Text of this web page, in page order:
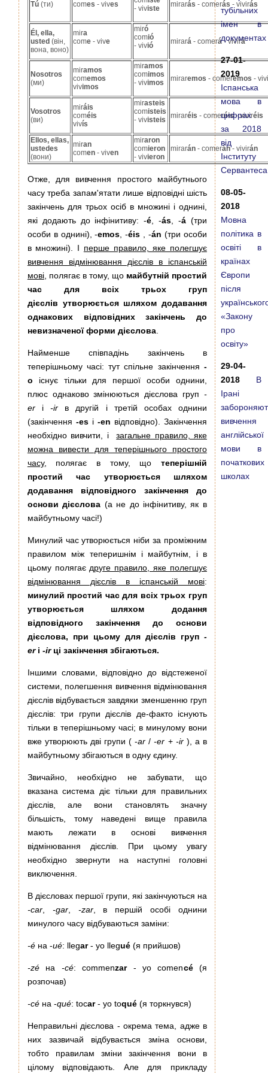
Tú(ти) comes - vives
- viviste mirarás - comerás - vivirás
Él, ella,
usted(він,
вона, воно)
mira
come- vive
miró
comió
- vivió mirará - comerá- vivirá
Nosotros
(ми)
miramos
comemos
vivimos
miramos
comimos
- vivimos miraremos - comeremos -
Vosotros
(ви)
miráis
coméis
vivís
mirasteis
comisteis
- vivisteis miraréis - comeréis- viviréis
Ellos, ellas,
ustedes
(вони)
miran
comen- viven
miraron
comieron
- vivieron
mirarán - comerán- vivirán
Отже, для вивчення простого майбутнього
часу треба запам'ятати лише відповідні шість
закінчень для трьох осіб в множині і однині,
які додають до інфінитиву: -é , -ás , -á (три
особи в однині), -emos , -éis , -án(три особи
в множині). І перше правило, яке полегшує
вивчення відмінювання дієслів в іспанській
мові, полягає в тому, що майбутній простий
час для всіх трьох груп
дієслів утворюється шляхом додавання
однакових відповідних закінчень до
невизначеної форми дієслова.
Найменше співпадінь закінчень в
теперішньому часі: тут спільне закінчення -
о існує тільки для першої особи однини,
плюс однаково змінюються дієслова груп -
erі-ir в другій і третій особах однини
(закінчення -esi -en відповідно). Закінчення
необхідно вивчити, ізагальне правило, яке
можна вивести для теперішнього простого
часу, полягає в тому, що теперішній
простий час утворюється шляхом
додавання відповідного закінчення до
основи дієслова (а не до інфінитиву, як в
майбутньому часі!)
Минулий час утворюється ніби за проміжним
правилом між теперишнім і майбутнім, і в
цьому полягає друге правило, яке полегшує
відмінювання дієслів в іспанській мові:
минулий простий час для всіх трьох груп
утворюється шляхом додання
відповідного закінчення до основи
дієслова, при цьому для дієслів груп -
erі -irці закінчення збігаються.
Іншими словами, відповідно до відстеженої
системи, полегшення вивчення відмінювання
дієслів відбувається завдяки зменшенню груп
дієслів: три групи дієслів де-факто існують
тільки в теперішньому часі; в минулому вони
вже утворюють дві групи ( -ar /-er + -ir), а в
майбутньому збігаються в одну єдину.
Звичайно, необхідно не забувати, що
вказана система діє тільки для правильних
дієслів, але вони становлять значну
більшість, тому наведені вище правила
мають лежати в основі вивчення
відмінювання дієслів. При цьому увагу
необхідно звернути на наступні головні
виключення.
В дієсловах першої групи, які закінчуються на
‑car, ‑gar, ‑zar, в першій особі однини
минулого часу відбуваються заміни:
-éна -ué: llegar- yo llegué (я прийшов)
-zéна -cé: commenzar- yo comencé(я
розпочав)
-céна -qué: tocar- yo toqué (я торкнувся)
Неправильні дієслова - окрема тема, адже в
них зазвичай відбувається зміна основи,
тобто правилам зміни закінчення вони в
цілому відповідають. Але для прикладу
тубільних
імен в
документах
27-01-
2019
Іспанська
мова в
цифрах
за 2018
від
Інституту
Сервантеса
08-05-
2018
Мовна
політика в
освіті в
країнах
Європи
після
«Закону
про
освіту»
29-04-
2018 В
Ірані
вивчення
англійської
мови в
початкових
школах